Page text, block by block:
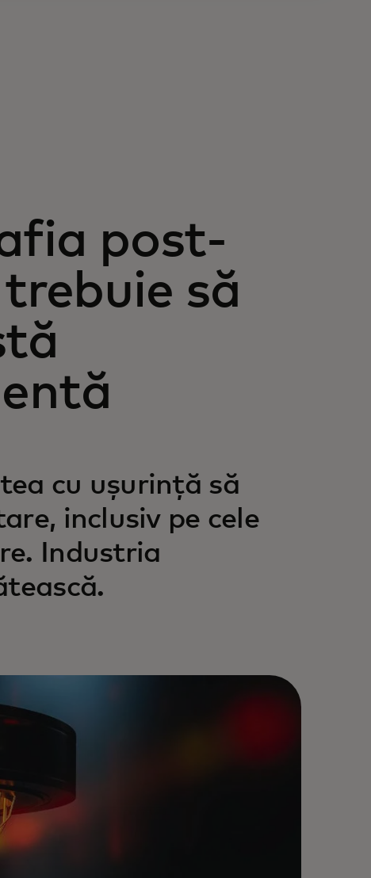
post-
să
cu ușurință să
inclusiv pe cele
Industria